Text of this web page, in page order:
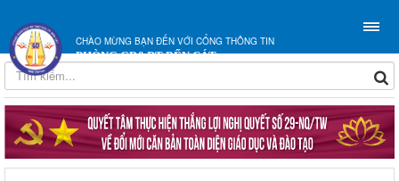
CHÀO MỪNG BẠN ĐẾN VỚI CỔNG THÔNG TIN
PHÒNG GD&ĐT BẾN CÁT